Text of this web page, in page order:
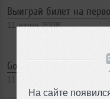
На сайте
Выиграй билет на
11 июня 2008
Goldfrapp. Движение
11 июня 2008